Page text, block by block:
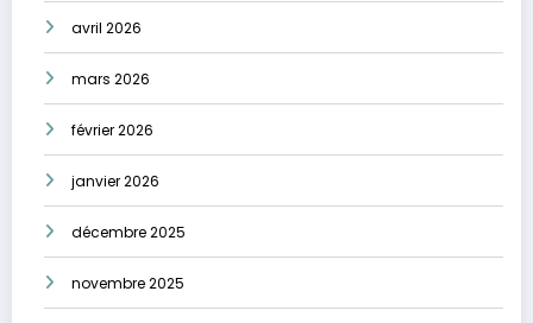
avril 2026
mars 2026
février 2026
janvier 2026
décembre 2025
novembre 2025